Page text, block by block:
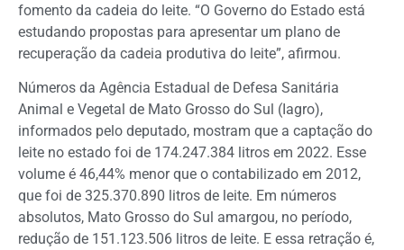
fomento da cadeia do leite. “O Governo do Estado está
estudando propostas para apresentar um plano de
recuperação da cadeia produtiva do leite”, afirmou.
Números da Agência Estadual de Defesa Sanitária
Animal e Vegetal de Mato Grosso do Sul (Iagro),
informados pelo deputado, mostram que a captação do
leite no estado foi de 174.247.384 litros em 2022. Esse
volume é 46,44% menor que o contabilizado em 2012,
que foi de 325.370.890 litros de leite. Em números
absolutos, Mato Grosso do Sul amargou, no período,
redução de 151.123.506 litros de leite. E essa retração é,